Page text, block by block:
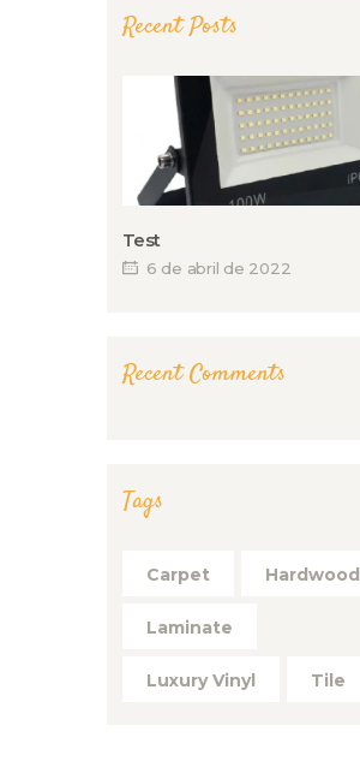
Recent Posts
Test
6 de abril de 2022
Recent Comments
Tags
Carpet Hardwood
Laminate
Luxury Vinyl Tile